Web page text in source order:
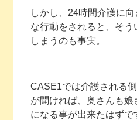
しかし、24時間介護に
な行動をされると、そう
しまうのも事実。
CASE1では介護される
が聞ければ、奥さんも
になる事が出来たはずで